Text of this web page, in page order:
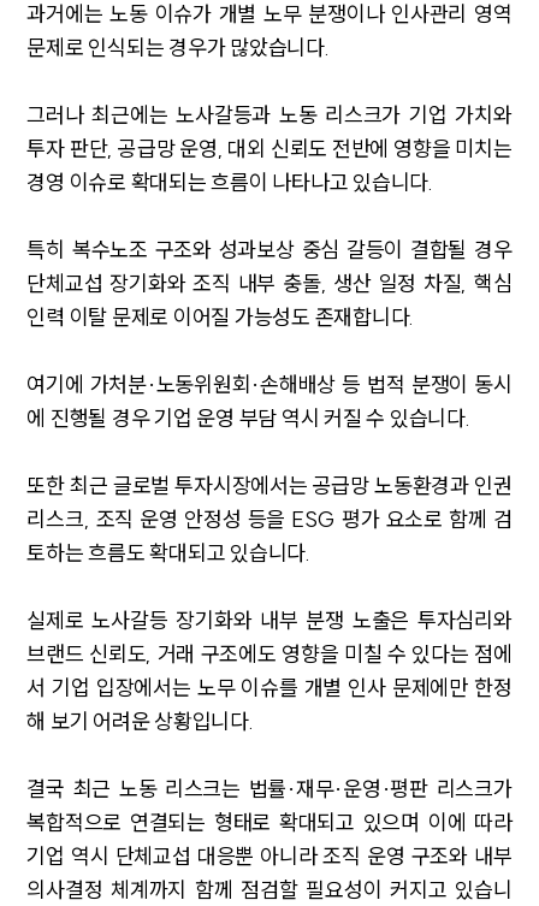
과거에는 노동 이슈가 개별 노무 분쟁이나 인사관리 영역
문제로 인식되는 경우가 많았습니다.
그러나 최근에는 노사갈등과 노동 리스크가 기업 가치와
투자 판단, 공급망 운영, 대외 신뢰도 전반에 영향을 미치는
경영 이슈로 확대되는 흐름이 나타나고 있습니다.
특히 복수노조 구조와 성과보상 중심 갈등이 결합될 경우
단체교섭 장기화와 조직 내부 충돌, 생산 일정 차질, 핵심
인력 이탈 문제로 이어질 가능성도 존재합니다.
여기에 가처분·노동위원회·손해배상 등 법적 분쟁이 동시
에 진행될 경우 기업 운영 부담 역시 커질 수 있습니다.
또한 최근 글로벌 투자시장에서는 공급망 노동환경과 인권
리스크, 조직 운영 안정성 등을 ESG 평가 요소로 함께 검
토하는 흐름도 확대되고 있습니다.
실제로 노사갈등 장기화와 내부 분쟁 노출은 투자심리와
브랜드 신뢰도, 거래 구조에도 영향을 미칠 수 있다는 점에
서 기업 입장에서는 노무 이슈를 개별 인사 문제에만 한정
해 보기 어려운 상황입니다.
결국 최근 노동 리스크는 법률·재무·운영·평판 리스크가
복합적으로 연결되는 형태로 확대되고 있으며 이에 따라
기업 역시 단체교섭 대응뿐 아니라 조직 운영 구조와 내부
의사결정 체계까지 함께 점검할 필요성이 커지고 있습니